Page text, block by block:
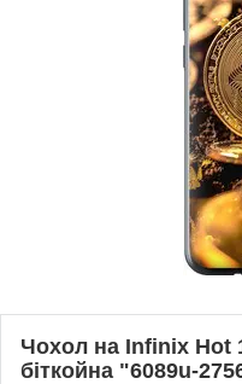
Чохол на Infinix Hot
біткойна "6089u-